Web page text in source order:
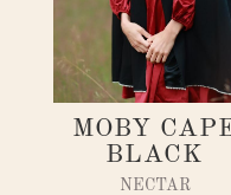
MOBY
BLACK
NECTAR